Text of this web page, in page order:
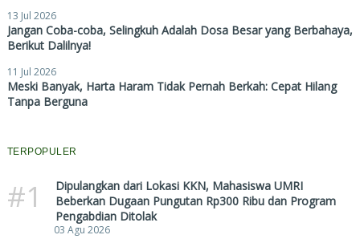
13 Jul 2026
Jangan Coba-coba, Selingkuh Adalah Dosa Besar yang Berbahaya,
Berikut Dalilnya!
11 Jul 2026
Meski Banyak, Harta Haram Tidak Pernah Berkah: Cepat Hilang
Tanpa Berguna
TERPOPULER
#1
Dipulangkan dari Lokasi KKN, Mahasiswa UMRI
Beberkan Dugaan Pungutan Rp300 Ribu dan Program
Pengabdian Ditolak
03 Agu 2026